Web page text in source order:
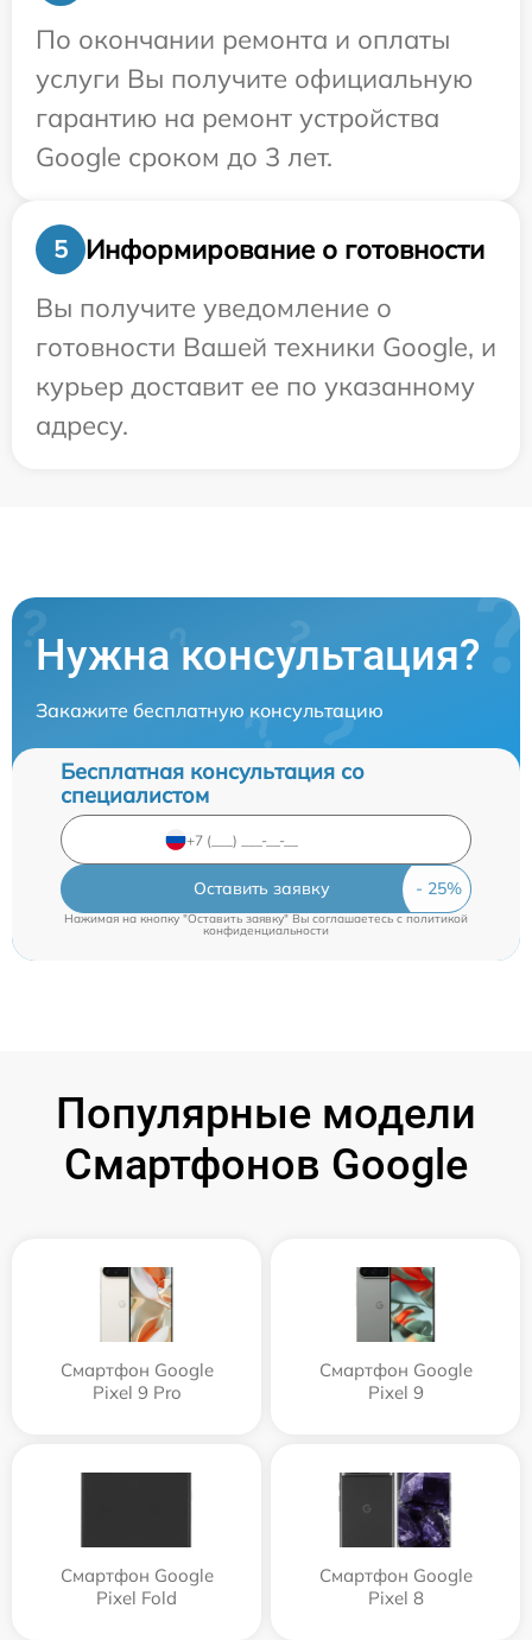
По окончании ремонта и оплаты
услуги Вы получите официальную
гарантию на ремонт устройства
Google сроком до 3 лет.
5
Информирование о готовности
Вы получите уведомление о
готовности Вашей техники Google, и
курьер доставит ее по указанному
адресу.
Нужна консультация?
Закажите бесплатную консультацию
Бесплатная консультация со
специалистом
Оставить заявку
Нажимая на кнопку "Оставить заявку" Вы соглашаетесь c политикой
конфиденциальности
Популярные модели
Смартфонов Google
Смартфон Google
Pixel 9 Pro
Смартфон Google
Pixel 9
Смартфон Google
Pixel Fold
Смартфон Google
Pixel 8